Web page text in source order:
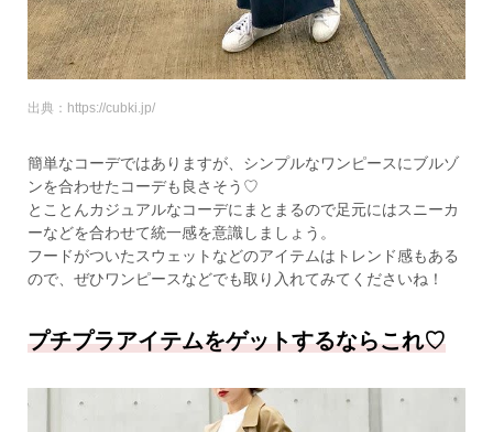
出典：https://cubki.jp/
簡単なコーデではありますが、シンプルなワンピースにブルゾ
ンを合わせたコーデも良さそう♡
とことんカジュアルなコーデにまとまるので足元にはスニーカ
ーなどを合わせて統一感を意識しましょう。
フードがついたスウェットなどのアイテムはトレンド感もある
ので、ぜひワンピースなどでも取り入れてみてくださいね！
プチプラアイテムをゲットするならこれ♡